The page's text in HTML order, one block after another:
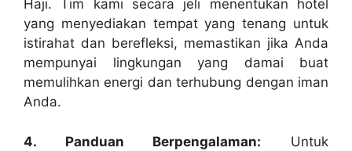
Haji. Tim kami secara jeli menentukan hotel
yang menyediakan tempat yang tenang untuk
istirahat dan berefleksi, memastikan jika Anda
mempunyai lingkungan yang damai buat
memulihkan energi dan terhubung dengan iman
Anda.
4. Panduan Berpengalaman: Untuk